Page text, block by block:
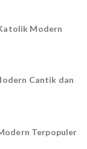
Modern
Cantik dan
Terpopuler